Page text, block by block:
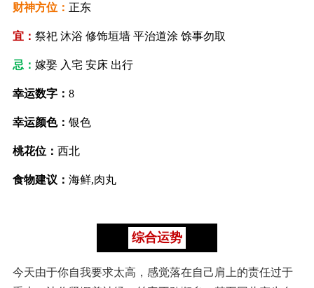
财神方位： 正东
宜： 祭祀 沐浴 修饰垣墙 平治道涂 馀事勿取
忌： 嫁娶 入宅 安床 出行
幸运数字： 8
幸运颜色： 银色
桃花位： 西北
食物建议： 海鲜,肉丸
综合运势
今天由于你自我要求太高，感觉落在自己肩上的责任过于